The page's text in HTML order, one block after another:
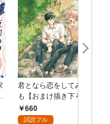
君となら恋をしてみて
も【おまけ描き下ろし
付き】 1巻
660
試読フル